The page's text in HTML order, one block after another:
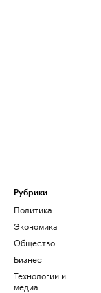
Рубрики
Политика
Экономика
Общество
Бизнес
Технологии и
медиа